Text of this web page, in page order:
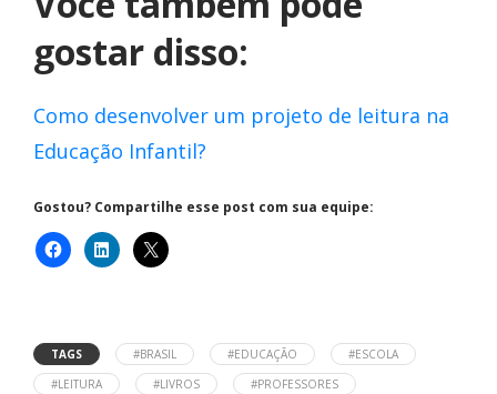
gostar disso:
Como desenvolver um projeto de leitura na
Educação Infantil?
Gostou? Compartilhe esse post com sua equipe:
TAGS #BRASIL #EDUCAÇÃO
#ESCOLA
#LEITURA
#LIVROS #PROFESSORES